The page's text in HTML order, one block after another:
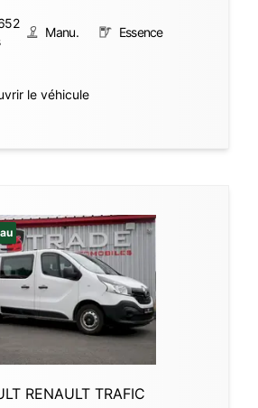
Manu. Essence
le véhicule
RENAULT TRAFIC